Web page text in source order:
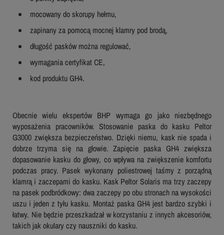
mocowany do skorupy hełmu,
zapinany za pomocą mocnej klamry pod brodą,
długość pasków można regulować,
wymagania certyfikat CE,
kod produktu GH4.
Obecnie wielu ekspertów BHP wymaga go jako niezbędnego
wyposażenia pracowników. Stosowanie paska do kasku Peltor
G3000 zwiększa bezpieczeństwo. Dzięki niemu, kask nie spada i
dobrze trzyma się na głowie. Zapięcie paska GH4 zwiększa
dopasowanie kasku do głowy, co wpływa na zwiększenie komfortu
podczas pracy. Pasek wykonany poliestrowej taśmy z porządną
klamrą i zaczepami do kasku. Kask Peltor Solaris ma trzy zaczepy
na pasek podbródkowy: dwa zaczepy po obu stronach na wysokości
uszu i jeden z tyłu kasku. Montaż paska GH4 jest bardzo szybki i
łatwy. Nie będzie przeszkadzał w korzystaniu z innych akcesoriów,
takich jak okulary czy nauszniki do kasku.